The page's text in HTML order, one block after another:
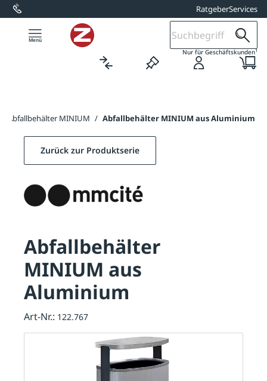
springen RatgeberServices
Nur für Geschäftskunden1
Abfallbehälter MINIUM / Abfallbehälter MINIUM aus Aluminium
Zurück zur Produktserie
Abfallbehälter
MINIUM aus
Aluminium
Art-Nr.: 122.767